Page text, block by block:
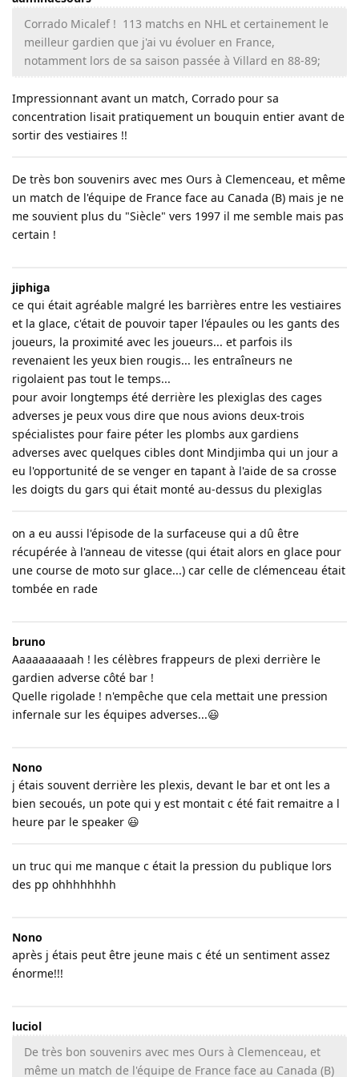
Corrado Micalef ! 113 matchs en NHL et certainement le
meilleur gardien que j'ai vu évoluer en France,
notamment lors de sa saison passée à Villard en 88-89;
Impressionnant avant un match, Corrado pour sa
concentration lisait pratiquement un bouquin entier avant de
sortir des vestiaires !!
De très bon souvenirs avec mes Ours à Clemenceau, et même
un match de l'équipe de France face au Canada (B) mais je ne
me souvient plus du "Siècle" vers 1997 il me semble mais pas
certain !
jiphiga
ce qui était agréable malgré les barrières entre les vestiaires
et la glace, c'était de pouvoir taper l'épaules ou les gants des
joueurs, la proximité avec les joueurs... et parfois ils
revenaient les yeux bien rougis... les entraîneurs ne
rigolaient pas tout le temps...
pour avoir longtemps été derrière les plexiglas des cages
adverses je peux vous dire que nous avions deux-trois
spécialistes pour faire péter les plombs aux gardiens
adverses avec quelques cibles dont Mindjimba qui un jour a
eu l'opportunité de se venger en tapant à l'aide de sa crosse
les doigts du gars qui était monté au-dessus du plexiglas
on a eu aussi l'épisode de la surfaceuse qui a dû être
récupérée à l'anneau de vitesse (qui était alors en glace pour
une course de moto sur glace...) car celle de clémenceau était
tombée en rade
bruno
Aaaaaaaaaah ! les célèbres frappeurs de plexi derrière le
gardien adverse côté bar !
Quelle rigolade ! n'empêche que cela mettait une pression
infernale sur les équipes adverses...😃
Nono
j étais souvent derrière les plexis, devant le bar et ont les a
bien secoués, un pote qui y est montait c été fait remaitre a l
heure par le speaker 😃
un truc qui me manque c était la pression du publique lors
des pp ohhhhhhhh
Nono
après j étais peut être jeune mais c été un sentiment assez
énorme!!!
luciol
De très bon souvenirs avec mes Ours à Clemenceau, et
même un match de l'équipe de France face au Canada (B)